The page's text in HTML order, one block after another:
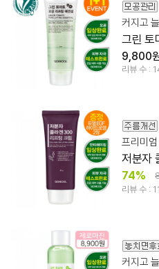
커지고
9,800
리뷰 수 :
저분자
74%
리뷰 수 :
커지고